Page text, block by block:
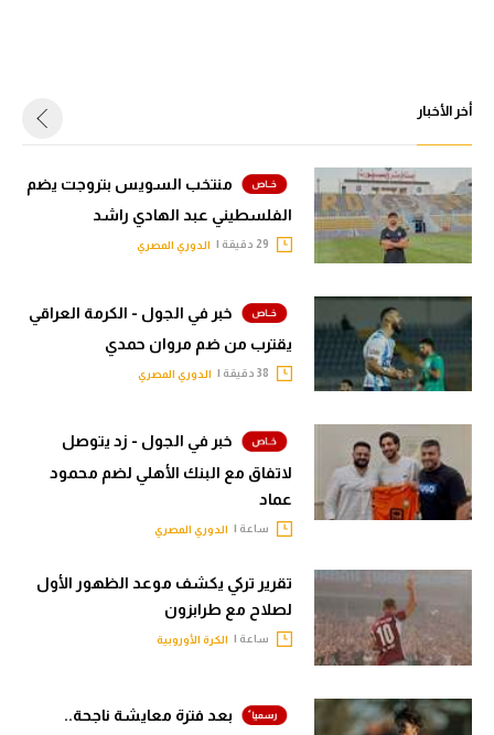
أخر الأخبار
منتخب السويس بتروجت يضم
الفلسطيني عبد الهادي راشد
الدوري المصري
خبر في الجول - الكرمة العراقي
يقترب من ضم مروان حمدي
الدوري المصري
خبر في الجول - زد يتوصل
لاتفاق مع البنك الأهلي لضم محمود
عماد
ساعة | الدوري المصري
تقرير تركي يكشف موعد الظهور الأول
لصلاح مع طرابزون
ساعة | الكرة الأوروبية
بعد فترة معايشة ناجحة..